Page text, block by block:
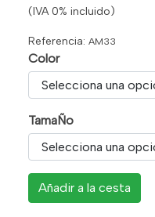
(IVA 0% incluido)
Referencia: AM33
Color
TamaÑo
Añadir a la cesta